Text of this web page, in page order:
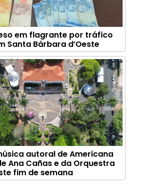
em flagrante por tráfico
Santa Bárbara d’Oeste
autoral de Americana
Ana Cañas e da Orquestra
fim de semana